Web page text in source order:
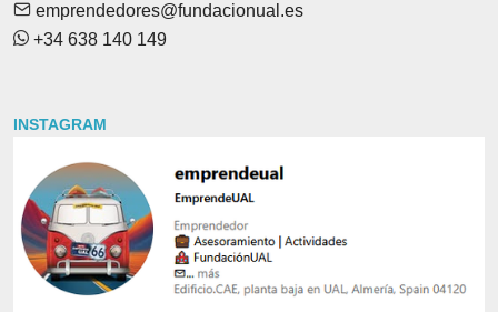
emprendedores@fundacionual.es
+34 638 140 149
INSTAGRAM